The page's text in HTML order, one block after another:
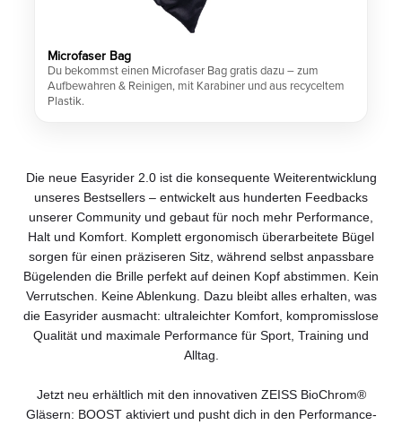
Microfaser Bag
Du bekommst einen Microfaser Bag gratis dazu – zum
Aufbewahren & Reinigen, mit Karabiner und aus recyceltem
Plastik.
Die neue Easyrider 2.0 ist die konsequente Weiterentwicklung
unseres Bestsellers – entwickelt aus hunderten Feedbacks
unserer Community und gebaut für noch mehr Performance,
Halt und Komfort. Komplett ergonomisch überarbeitete Bügel
sorgen für einen präziseren Sitz, während selbst anpassbare
Bügelenden die Brille perfekt auf deinen Kopf abstimmen. Kein
Verrutschen. Keine Ablenkung. Dazu bleibt alles erhalten, was
die Easyrider ausmacht: ultraleichter Komfort, kompromisslose
Qualität und maximale Performance für Sport, Training und
Alltag.
Jetzt neu erhältlich mit den innovativen ZEISS BioChrom®
Gläsern: BOOST aktiviert und pusht dich in den Performance-